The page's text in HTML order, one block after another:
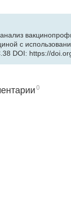
с
DOI: https://
0